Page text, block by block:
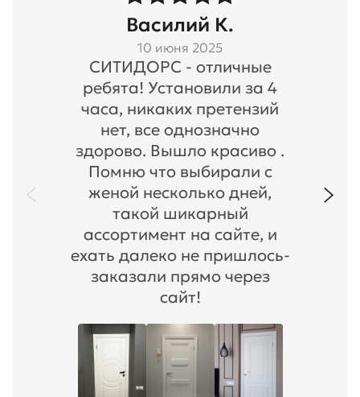
Василий К.
10 июня 2025
СИТИДОРС - отличные
ребята! Установили за 4
часа, никаких претензий
нет, все однозначно
здорово. Вышло красиво .
Помню что выбирали с
женой несколько дней,
такой шикарный
ассортимент на сайте, и
ехать далеко не пришлось-
заказали прямо через
сайт!